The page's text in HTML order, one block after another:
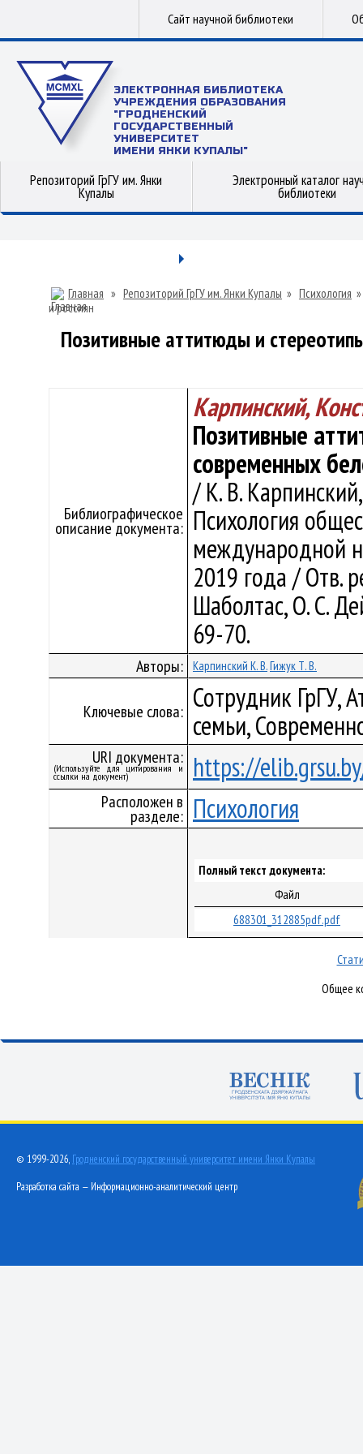
Сайт научной библиотеки
ЭЛЕКТРОННАЯ БИБЛИОТЕКА
УЧРЕЖДЕНИЯ ОБРАЗОВАНИЯ
"ГРОДНЕНСКИЙ
ГОСУДАРСТВЕННЫЙ
УНИВЕРСИТЕТ
ИМЕНИ ЯНКИ КУПАЛЫ"
Репозиторий ГрГУ им. Янки
Купалы
Электронный каталог
библиотеки
Главная » Репозиторий ГрГУ им. Янки Купалы » Психология »
и россиян
Позитивные аттитюды и
Библиографическое
описание документа:
Карпинский,
Позитивные
современных
/ К. В.
Психология
международной
2019 года / Отв.
Шаболтас, О. С.
69-70.
Авторы: Карпинский К. В.Гижук Т. В.
Ключевые слова: Сотрудник ГрГУ,
семьи,
URI документа:
(Используйте для цитирования и
ссылки на документ) https://
Расположен в
разделе: Психология
Полный текст документа:
Файл
688301_312885pdf.pdf
Общее
© 1999-2026, Гродненский государственный университет имени Янки Купалы
Разработка сайта — Информационно-аналитический центр